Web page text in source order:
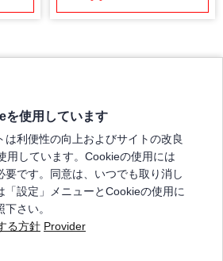
を使用しています
は利便性の向上およびサイトの改良
用しています。Cookieの使用には
要です。同意は、いつでも取り消し
「設定」メニューとCookieの使用に
さい。
る方針 Provider